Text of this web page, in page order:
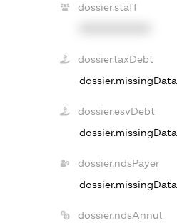
dossier.staff
dossier.taxDebt
dossier.missingData
dossier.esvDebt
dossier.missingData
dossier.ndsPayer
dossier.missingData
dossier.ndsAnnul